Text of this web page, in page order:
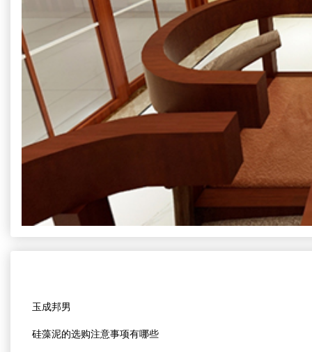
玉成邦男
硅藻泥的选购注意事项有哪些